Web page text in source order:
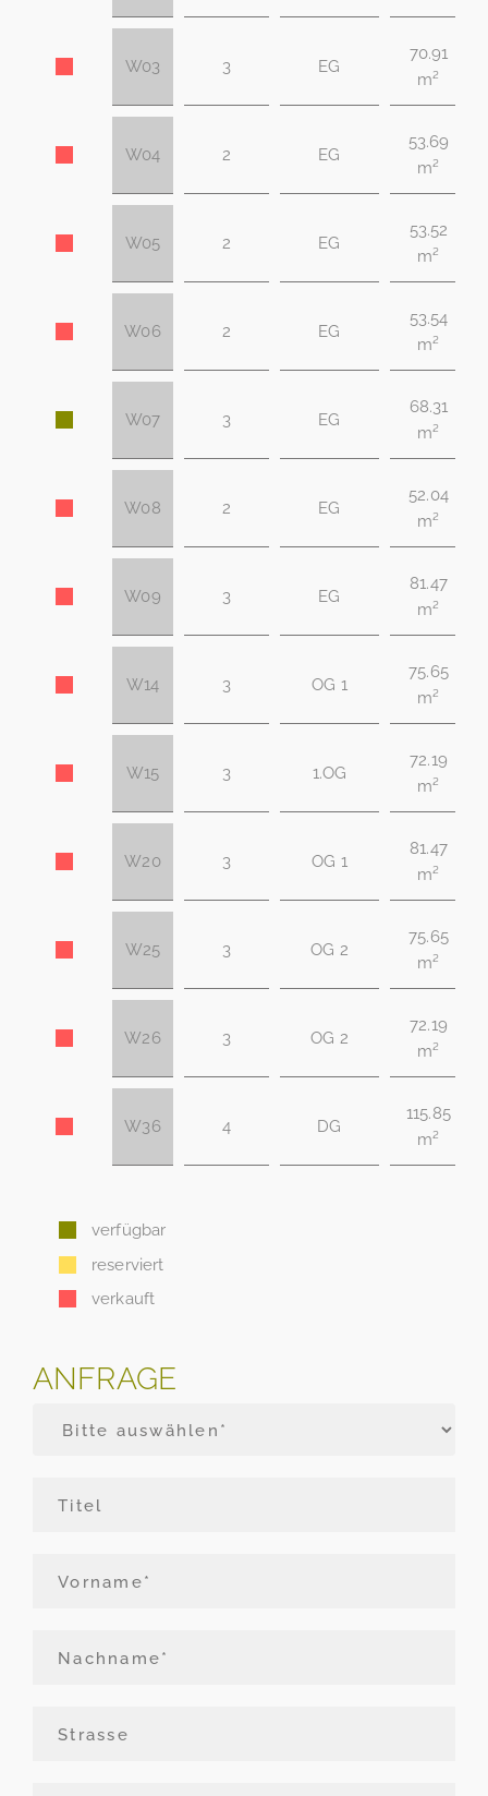
W03 3 EG
70.91
m²
W04 2 EG
53.69
m²
W05 2 EG
53.52
m²
W06 2 EG
53.54
m²
W07 3 EG
68.31
m²
W08 2 EG
52.04
m²
W09 3 EG
81.47
m²
W14 3 OG 1
75.65
m²
W15 3 1.OG
72.19
m²
W20 3 OG 1
81.47
m²
W25 3 OG 2
75.65
m²
W26 3 OG 2
72.19
m²
W36 4 DG
115.85
m²
verfügbar
reserviert
verkauft
ANFRAGE